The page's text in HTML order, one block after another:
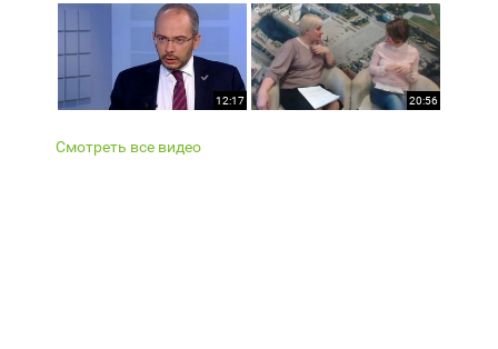
12:17 20:56
Смотреть все видео